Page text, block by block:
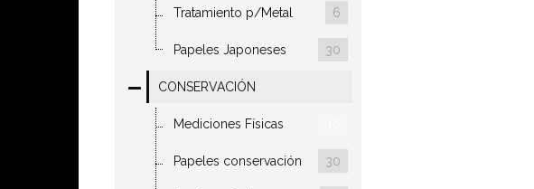
Tratamiento p/Metal 6
Papeles Japoneses 30
CONSERVACIÓN
Mediciones Físicas
Papeles conservación 30